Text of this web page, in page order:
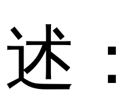
述：